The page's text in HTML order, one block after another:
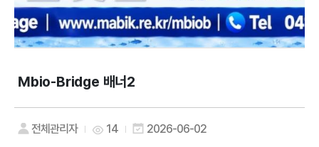
Mbio-Bridge 배너2
전체관리자 14 2026-06-02